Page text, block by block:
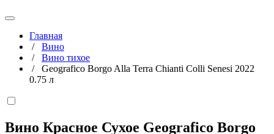
Главная
/ Вино
/ Вино тихое
/ Geografico Borgo Alla Terra Chianti Colli Senesi 2022
0.75 л
Вино Красное Сухое Geografico Borgo